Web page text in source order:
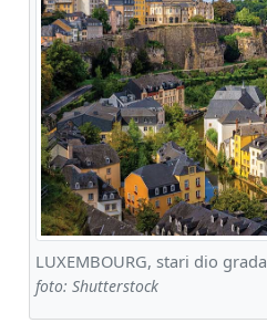
LUXEMBOURG, stari dio grada
foto: Shutterstock